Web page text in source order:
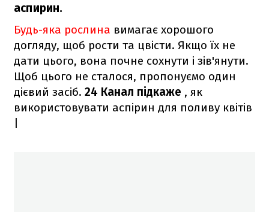
аспирин.
Будь-яка рослина вимагає хорошого
догляду, щоб рости та цвісти. Якщо їх не
дати цього, вона почне сохнути і зів'янути.
Щоб цього не сталося, пропонуємо один
дієвий засіб. 24 Канал підкаже , як
використовувати аспірин для поливу квітів